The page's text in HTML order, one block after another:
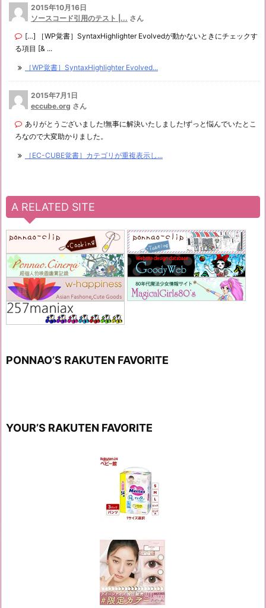
2015年10月16日
ソースコード引用のテスト |... さん
[…] ［WP覚書］SyntaxHighlighter Evolvedが動かないときにチェックす
る項目 [& ...
［WP覚書］SyntaxHighlighter Evolved...
2015年7月1日
eccube.org さん
ありがとうございました!無事に解決いたしました!ずっと悩んでいたとこ
ろなので大変助かりました。
［EC-CUBE覚書］カテゴリが重複表示し...
A RELATED SITE
PONNAO’S RAKUTEN FAVORITE
YOUR’S RAKUTEN FAVORITE